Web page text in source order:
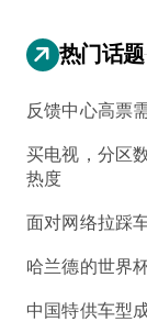
热门话题
反馈中心高票
买电视，分区
热度
面对网络拉踩
哈兰德的世界
中国特供车型